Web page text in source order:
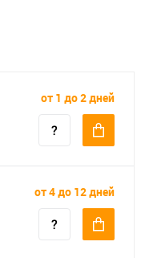
от 1 до 2 дней
от 4 до 12 дней